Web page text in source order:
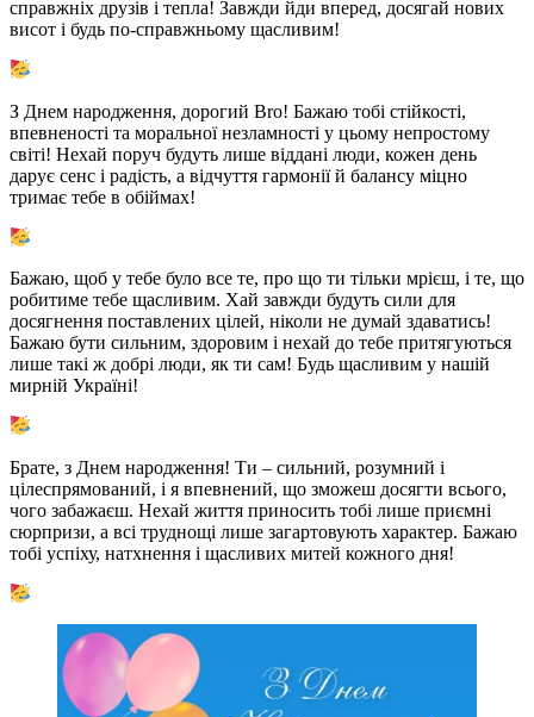
справжніх друзів і тепла! Завжди йди вперед, досягай нових
висот і будь по-справжньому щасливим!
З Днем народження, дорогий Bro! Бажаю тобі стійкості,
впевненості та моральної незламності у цьому непростому
світі! Нехай поруч будуть лише віддані люди, кожен день
дарує сенс і радість, а відчуття гармонії й балансу міцно
тримає тебе в обіймах!
Бажаю, щоб у тебе було все те, про що ти тільки мрієш, і те, що
робитиме тебе щасливим. Хай завжди будуть сили для
досягнення поставлених цілей, ніколи не думай здаватись!
Бажаю бути сильним, здоровим і нехай до тебе притягуються
лише такі ж добрі люди, як ти сам! Будь щасливим у нашій
мирній Україні!
Брате, з Днем народження! Ти – сильний, розумний і
цілеспрямований, і я впевнений, що зможеш досягти всього,
чого забажаєш. Нехай життя приносить тобі лише приємні
сюрпризи, а всі труднощі лише загартовують характер. Бажаю
тобі успіху, натхнення і щасливих митей кожного дня!